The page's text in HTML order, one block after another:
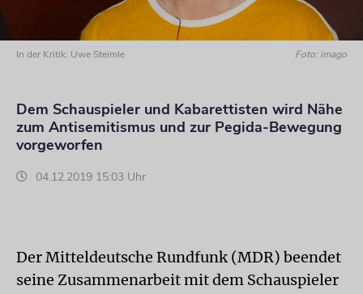
In der Kritik: Uwe Steimle Foto: imago
Dem Schauspieler und Kabarettisten wird Nähe
zum Antisemitismus und zur Pegida-Bewegung
vorgeworfen
04.12.2019 15:03 Uhr
Der Mitteldeutsche Rundfunk (MDR) beendet
seine Zusammenarbeit mit dem Schauspieler